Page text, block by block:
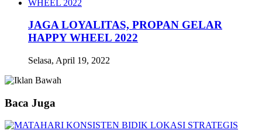
JAGA LOYALITAS, PROPAN GELAR
HAPPY WHEEL 2022
Selasa, April 19, 2022
Baca Juga